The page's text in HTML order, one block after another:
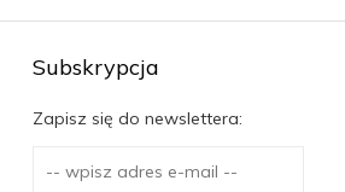
Subskrypcja
Zapisz się do newslettera: